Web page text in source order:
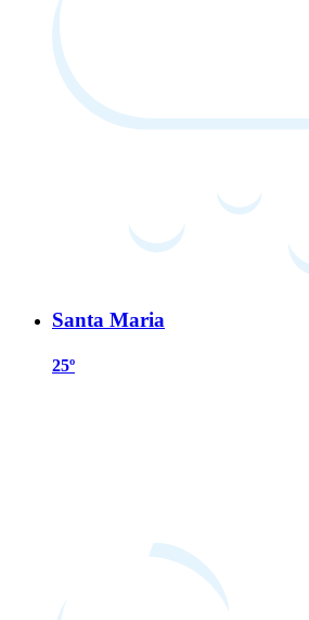
Santa Maria
25º